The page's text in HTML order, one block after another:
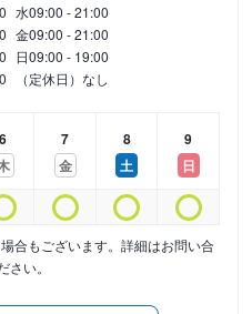
水09:00 - 21:00
金09:00 - 21:00
日09:00 - 19:00
（定休日）なし
6
7
金
8
土
9
日
合もございます。詳細はお問い合
さい。